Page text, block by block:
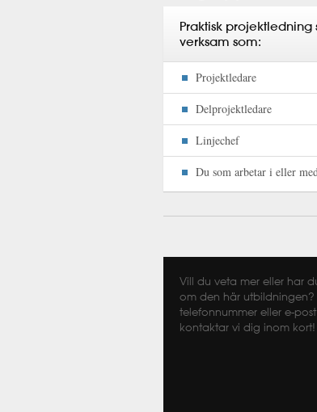
Praktisk
verksam som:
Projektledare
Delprojektledare
Linjechef
Du som arbetar i eller
Vill du veta mer eller har
om den här utbildningen?
telefonnummer eller e-
kontaktar vi dig inom kort!